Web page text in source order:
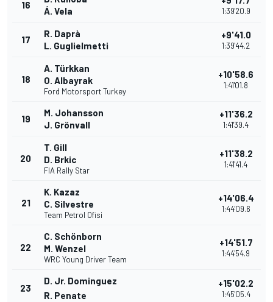
16
Á. Vela
1:39'20.9
17
R. Daprà
L. Guglielmetti
+9'41.0
1:39'44.2
18
A. Türkkan
O. Albayrak
Ford Motorsport Turkey
+10'58.6
1:41'01.8
19
M. Johansson
J. Grönvall
+11'36.2
1:41'39.4
20
T. Gill
D. Brkic
FIA Rally Star
+11'38.2
1:41'41.4
21
K. Kazaz
C. Silvestre
Team Petrol Ofisi
+14'06.4
1:44'09.6
22
C. Schönborn
M. Wenzel
WRC Young Driver Team
+14'51.7
1:44'54.9
23
D. Jr. Dominguez
R. Penate
+15'02.2
1:45'05.4